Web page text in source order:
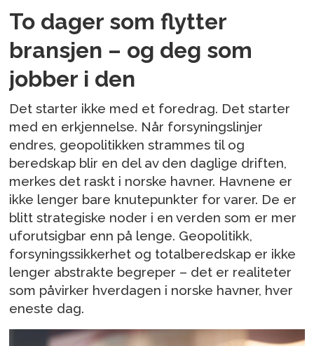
To dager som flytter
bransjen – og deg som
jobber i den
Det starter ikke med et foredrag. Det starter
med en erkjennelse. Når forsyningslinjer
endres, geopolitikken strammes til og
beredskap blir en del av den daglige driften,
merkes det raskt i norske havner. Havnene er
ikke lenger bare knutepunkter for varer. De er
blitt strategiske noder i en verden som er mer
uforutsigbar enn på lenge. Geopolitikk,
forsyningssikkerhet og totalberedskap er ikke
lenger abstrakte begreper – det er realiteter
som påvirker hverdagen i norske havner, hver
eneste dag.